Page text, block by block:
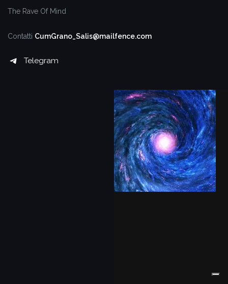
The Rave Of Mind
Contatti CumGrano_Salis@mailfence.com
Telegram